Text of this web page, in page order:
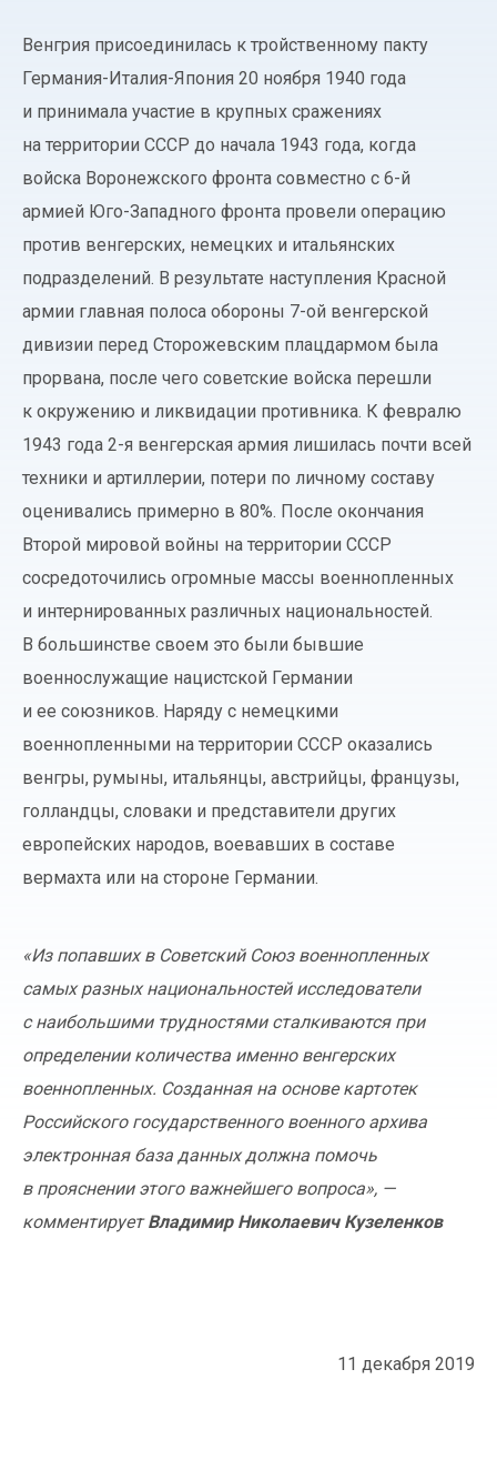
Венгрия присоединилась к тройственному пакту
Германия-Италия-Япония 20 ноября 1940 года
и принимала участие в крупных сражениях
на территории СССР до начала 1943 года, когда
войска Воронежского фронта совместно с 6-й
армией Юго-Западного фронта провели операцию
против венгерских, немецких и итальянских
подразделений. В результате наступления Красной
армии главная полоса обороны 7-ой венгерской
дивизии перед Сторожевским плацдармом была
прорвана, после чего советские войска перешли
к окружению и ликвидации противника. К февралю
1943 года 2-я венгерская армия лишилась почти всей
техники и артиллерии, потери по личному составу
оценивались примерно в 80%. После окончания
Второй мировой войны на территории СССР
сосредоточились огромные массы военнопленных
и интернированных различных национальностей.
В большинстве своем это были бывшие
военнослужащие нацистской Германии
и ее союзников. Наряду с немецкими
военнопленными на территории СССР оказались
венгры, румыны, итальянцы, австрийцы, французы,
голландцы, словаки и представители других
европейских народов, воевавших в составе
вермахта или на стороне Германии.
«Из попавших в Советский Союз военнопленных
самых разных национальностей исследователи
с наибольшими трудностями сталкиваются при
определении количества именно венгерских
военнопленных. Созданная на основе картотек
Российского государственного военного архива
электронная база данных должна помочь
в прояснении этого важнейшего вопроса», —
комментируетВладимир Николаевич Кузеленков
11 декабря 2019